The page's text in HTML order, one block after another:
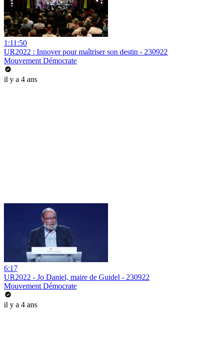
1:11:50
UR2022 : Innover pour maîtriser son destin - 230922
Mouvement Démocrate
il y a 4 ans
6:17
UR2022 - Jo Daniel, maire de Guidel - 230922
Mouvement Démocrate
il y a 4 ans